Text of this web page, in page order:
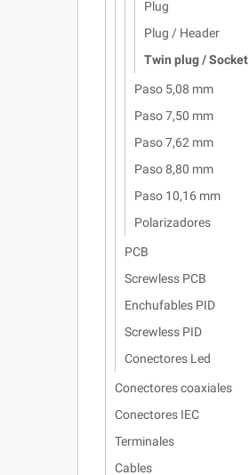
Plug
Plug / Header
Twin plug / Socket
Paso 5,08 mm
Paso 7,50 mm
Paso 7,62 mm
Paso 8,80 mm
Paso 10,16 mm
Polarizadores
PCB
Screwless PCB
Enchufables PID
Screwless PID
Conectores Led
Conectores coaxiales
Conectores IEC
Terminales
Cables